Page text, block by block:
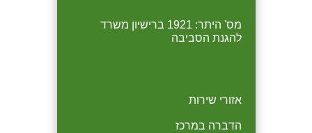
מס' היתר: 1921 ברישיון משרד
להגנת הסביבה
אזורי שירות
הדברה במרכז